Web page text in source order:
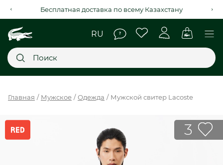
Бесплатная доставка по всему Казахстану
НОВИНКИ
SALE
Главная Мужское Одежда Мужской свитер Lacoste
3